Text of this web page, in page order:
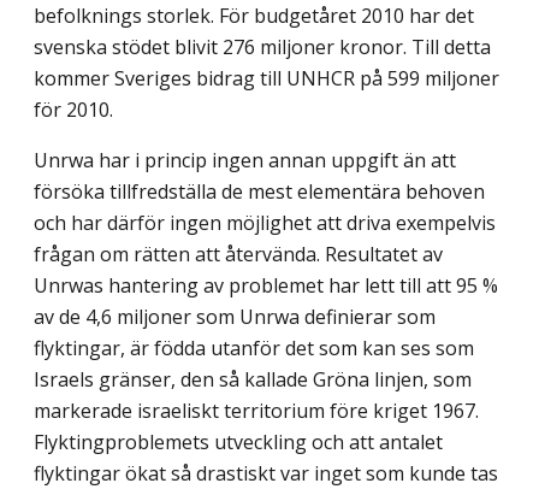
befolknings storlek. För budgetåret 2010 har det
svenska stödet blivit 276 miljoner kronor. Till detta
kommer Sveriges bidrag till UNHCR på 599 miljoner
för 2010.
Unrwa har i princip ingen annan uppgift än att
försöka tillfredställa de mest elementära behoven
och har därför ingen möjlighet att driva exempelvis
frågan om rätten att återvända. Resultatet av
Unrwas hantering av problemet har lett till att 95 %
av de 4,6 miljoner som Unrwa definierar som
flyktingar, är födda utanför det som kan ses som
Israels gränser, den så kallade Gröna linjen, som
markerade israeliskt territorium före kriget 1967.
Flyktingproblemets utveckling och att antalet
flyktingar ökat så drastiskt var inget som kunde tas